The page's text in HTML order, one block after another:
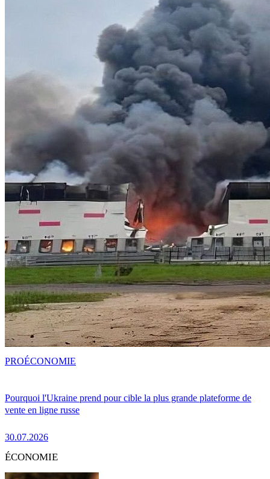
Pourquoi l'Ukraine prend pour cible la plus grande plateforme de
vente en ligne russe
30.07.2026
PROÉCONOMIE
ÉCONOMIE